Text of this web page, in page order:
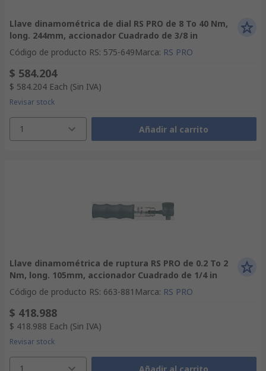
Llave dinamométrica de dial RS PRO de 8 To 40 Nm,
long. 244mm, accionador Cuadrado de 3/8 in
Código de producto RS: 575-649Marca: RS PRO
$ 584.204
$ 584.204 Each (Sin IVA)
Revisar stock
1 Añadir al carrito
Llave dinamométrica de ruptura RS PRO de 0.2 To 2
Nm, long. 105mm, accionador Cuadrado de 1/4 in
Código de producto RS: 663-881 Marca: RS PRO
$ 418.988
$ 418.988 Each (Sin IVA)
Revisar stock
1 Añadir al carrito